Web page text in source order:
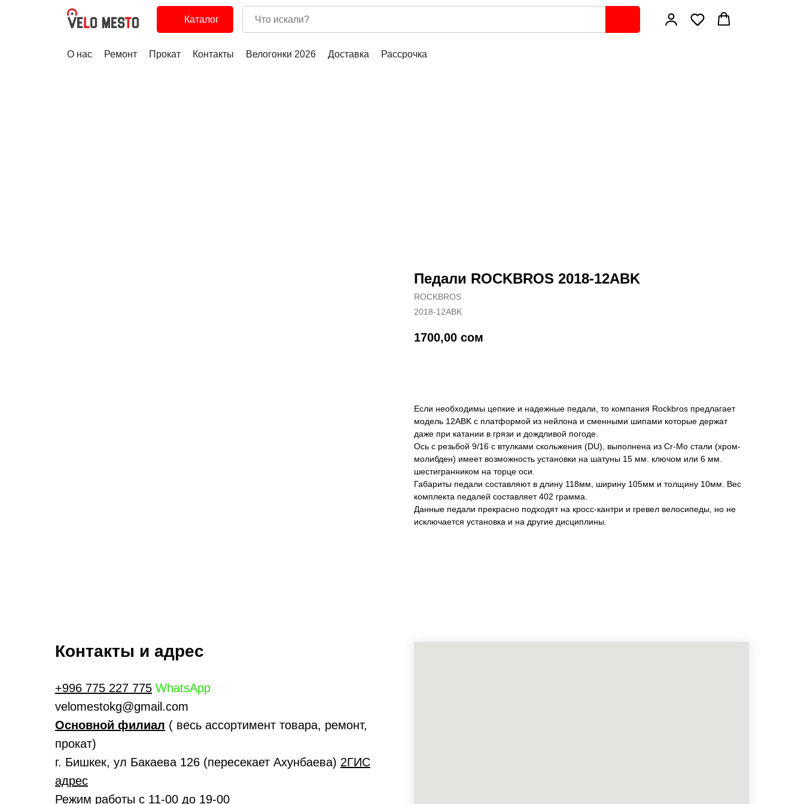
Каталог
О нас Ремонт Прокат Контакты Велогонки 2026 Доставка Рассрочка
Педали ROCKBROS 2018-12ABK
ROCKBROS
2018-12ABK
1700,00 сом
Если необходимы цепкие и надежные педали, то компания Rockbros предлагает
модель 12ABK с платформой из нейлона и сменными шипами которые держат
даже при катании в грязи и дождливой погоде.
Ось с резьбой 9/16 с втулками скольжения (DU), выполнена из Cr-Mo стали (хром-
молибден) имеет возможность установки на шатуны 15 мм. ключом или 6 мм.
шестигранником на торце оси.
Габариты педали составляют в длину 118мм, ширину 105мм и толщину 10мм. Вес
комплекта педалей составляет 402 грамма.
Данные педали прекрасно подходят на кросс-кантри и гревел велосипеды, но не
исключается установка и на другие дисциплины.
Контакты и адрес
+996 775 227 775 WhatsApp
velomestokg@gmail.com
Основной филиал ( весь ассортимент товара, ремонт,
прокат)
г. Бишкек, ул Бакаева 126 (пересекает Ахунбаева) 2ГИС
адрес
Режим работы с 11-00 до 19-00